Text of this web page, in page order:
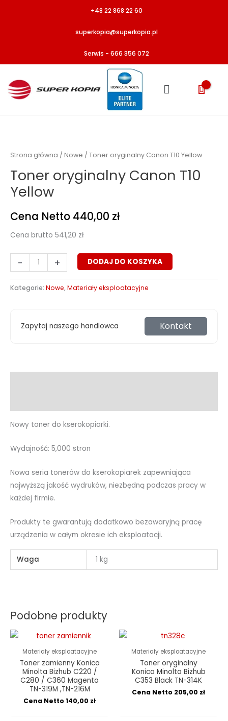
+48 22 868 22 60
superkopia@superkopia.pl
Serwis - 666 356 072
Menu
Strona główna / Nowe / Toner oryginalny Canon T10 Yellow
Toner oryginalny Canon T10
Yellow
Cena Netto 440,00 zł
Cena brutto 541,20 zł
-
oryginalny
T10
Yellow
+ DODAJ DO KOSZYKA
Kategorie: Nowe,Materiały eksploatacyjne
Zapytaj naszego handlowca Kontakt
Nowy toner do kserokopiarki.
Wydajność: 5,000 stron
Nowa seria tonerów do kserokopiarek zapewniająca
najwyższą jakość wydruków, niezbędną podczas pracy w
każdej firmie.
Produkty te gwarantują dodatkowo bezawaryjną pracę
urządzenia w całym okresie ich eksploatacji.
Waga 1 kg
Podobne produkty
Materiały eksploatacyjne
Toner zamienny Konica
Minolta Bizhub C220 /
C280 / C360 Magenta
TN-319M ,TN-216M
Cena Netto140,00 zł
Materiały eksploatacyjne
Toner oryginalny
Konica Minolta Bizhub
C353 Black TN-314K
Cena Netto 205,00 zł